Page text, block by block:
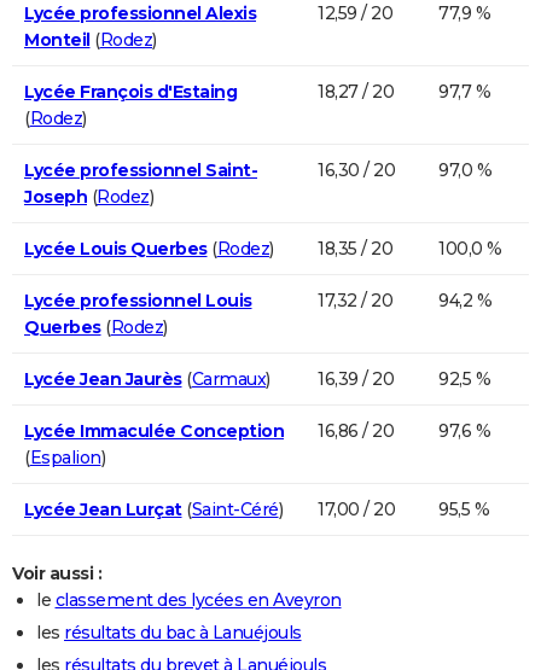
Lycée professionnel Alexis
Monteil(Rodez)
12,59 / 20 77,9 %
Lycée François d'Estaing
(Rodez)
18,27 / 20 97,7 %
Lycée professionnel Saint-
Joseph (Rodez)
16,30 / 20 97,0 %
Lycée Louis Querbes(Rodez) 18,35 / 20 100,0 %
Lycée professionnel Louis
Querbes(Rodez)
17,32 / 20 94,2 %
Lycée Jean Jaurès(Carmaux) 16,39 / 20 92,5 %
Lycée Immaculée Conception
(Espalion)
16,86 / 20 97,6 %
Lycée Jean Lurçat(Saint-Céré) 17,00 / 20 95,5 %
Voir aussi :
le classement des lycées en Aveyron
les résultats du bac à Lanuéjouls
les résultats du brevet à Lanuéjouls